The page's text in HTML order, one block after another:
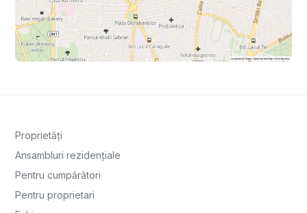
Proprietăți
Ansambluri rezidențiale
Pentru cumpărători
Pentru proprietari